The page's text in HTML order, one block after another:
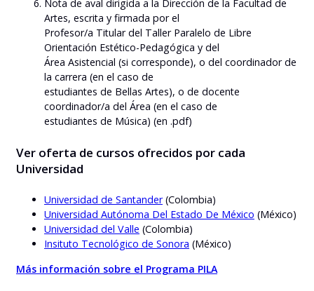
Nota de aval dirigida a la Dirección de la Facultad de
Artes, escrita y firmada por el
Profesor/a Titular del Taller Paralelo de Libre
Orientación Estético-Pedagógica y del
Área Asistencial (si corresponde), o del coordinador de
la carrera (en el caso de
estudiantes de Bellas Artes), o de docente
coordinador/a del Área (en el caso de
estudiantes de Música) (en .pdf)
Ver oferta de cursos ofrecidos por cada
Universidad
Universidad de Santander(Colombia)
Universidad Autónoma Del Estado De México (México)
Universidad del Valle (Colombia)
Insituto Tecnológico de Sonora (México)
Más información sobre el Programa PILA